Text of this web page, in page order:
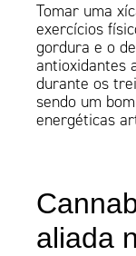
Tomar uma
exercícios
gordura e o
antioxidantes
durante os
sendo um
energéticas
aliada